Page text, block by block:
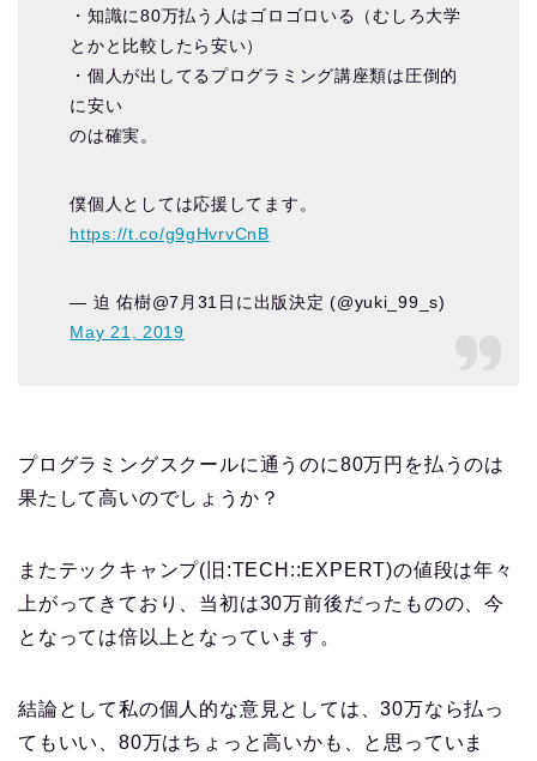
・知識に80万払う人はゴロゴロいる（むしろ大学
とかと比較したら安い）
・個人が出してるプログラミング講座類は圧倒的
に安い
のは確実。
僕個人としては応援してます。
https://t.co/g9gHvrvCnB
— 迫 佑樹@7月31日に出版決定 (@yuki_99_s)
May 21, 2019
プログラミングスクールに通うのに80万円を払うのは
果たして高いのでしょうか？
またテックキャンプ(旧:TECH::EXPERT)の値段は年々
上がってきており、当初は30万前後だったものの、今
となっては倍以上となっています。
結論として私の個人的な意見としては、30万なら払っ
てもいい、80万はちょっと高いかも、と思っていま